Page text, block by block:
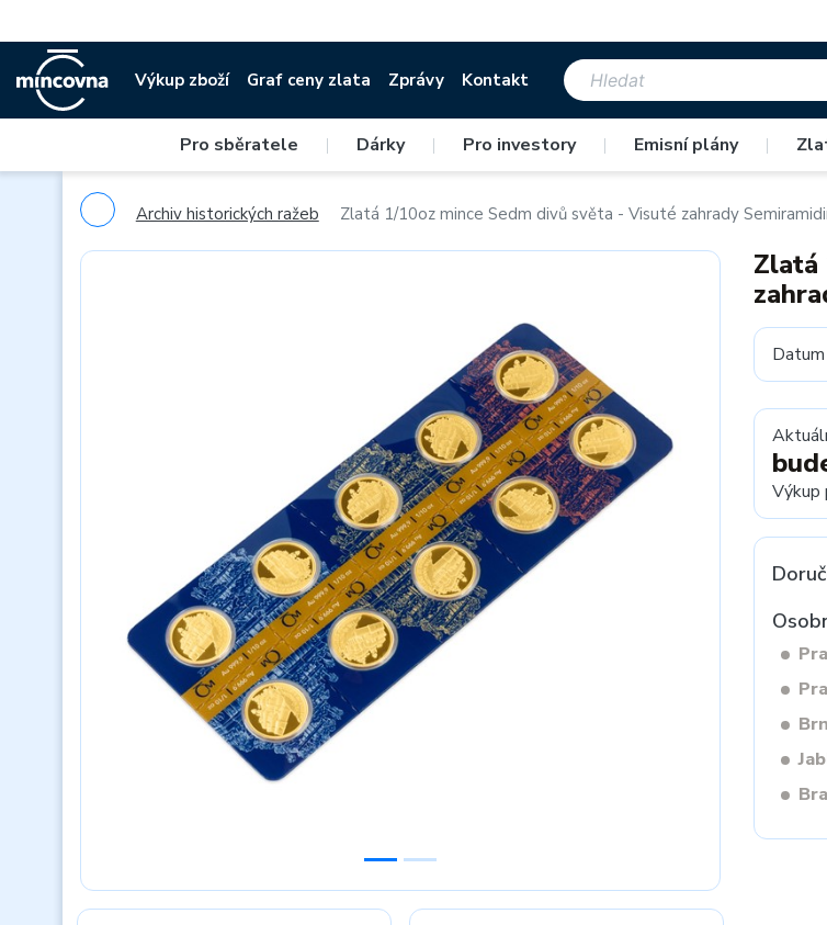
Výkup zboží Graf ceny zlata Zprávy Kontakt
Pro sběratele | Dárky | Pro investory | Emisní plány |
Archiv historických ražeb Zlatá 1/10oz mince Sedm divů světa - Visuté zahrady
Zlatá
Výkup